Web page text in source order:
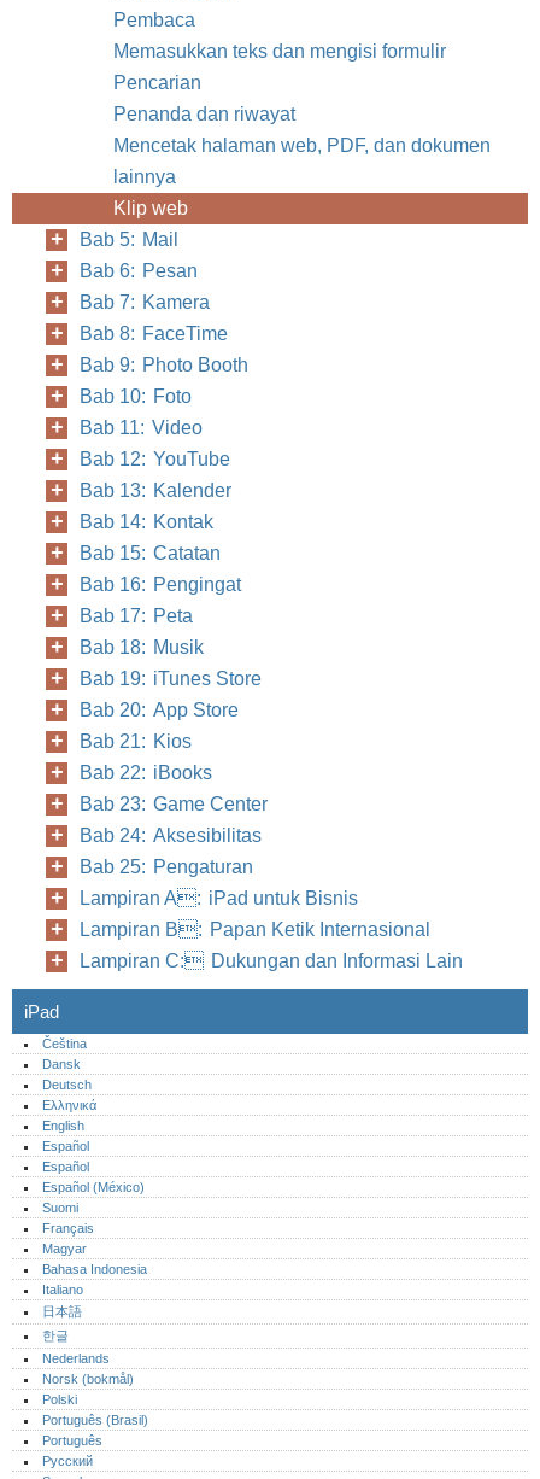
Pembaca
Memasukkan teks dan mengisi formulir
Pencarian
Penanda dan riwayat
Mencetak halaman web, PDF, dan dokumen
lainnya
Klip web
Bab 5: Mail
Bab 6: Pesan
Bab 7: Kamera
Bab 8: FaceTime
Bab 9: Photo Booth
Bab 10: Foto
Bab 11: Video
Bab 12: YouTube
Bab 13: Kalender
Bab 14: Kontak
Bab 15: Catatan
Bab 16: Pengingat
Bab 17: Peta
Bab 18: Musik
Bab 19: iTunes Store
Bab 20: App Store
Bab 21: Kios
Bab 22: iBooks
Bab 23: Game Center
Bab 24: Aksesibilitas
Bab 25: Pengaturan
Lampiran A: iPad untuk Bisnis
Lampiran B: Papan Ketik Internasional
Lampiran C: Dukungan dan Informasi Lain
iPad
Čeština
Dansk
Deutsch
Ελληνικά
English
Español
Español
Español (México)‎
Suomi
Français
Magyar
Bahasa Indonesia
Italiano
日本語
한글
Nederlands
Norsk (bokmål)‎
Polski
Português (Brasil)
Português‎
Русский